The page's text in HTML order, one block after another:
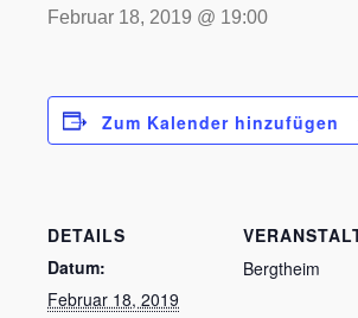
Februar 18, 2019 @ 19:00
Zum Kalender hinzufügen
DETAILS
Datum:
Februar 18, 2019
Bergtheim